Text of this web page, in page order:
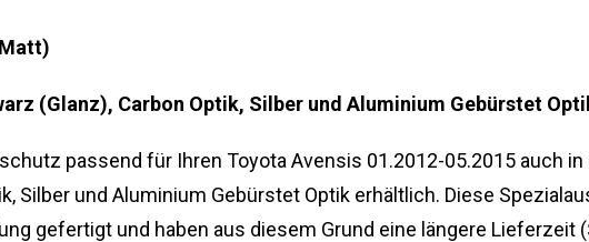
(Glanz), Carbon Optik, Silber und Aluminium Gebürstet
passend für Ihren Toyota Avensis 01.2012-05.2015 auch
Silber und Aluminium Gebürstet Optik erhältlich. Diese
gefertigt und haben aus diesem Grund eine längere Lieferzeit